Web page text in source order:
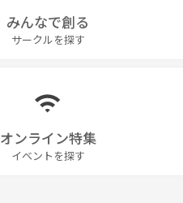
みんなで創る
サークルを探す
オンライン特集
イベントを探す